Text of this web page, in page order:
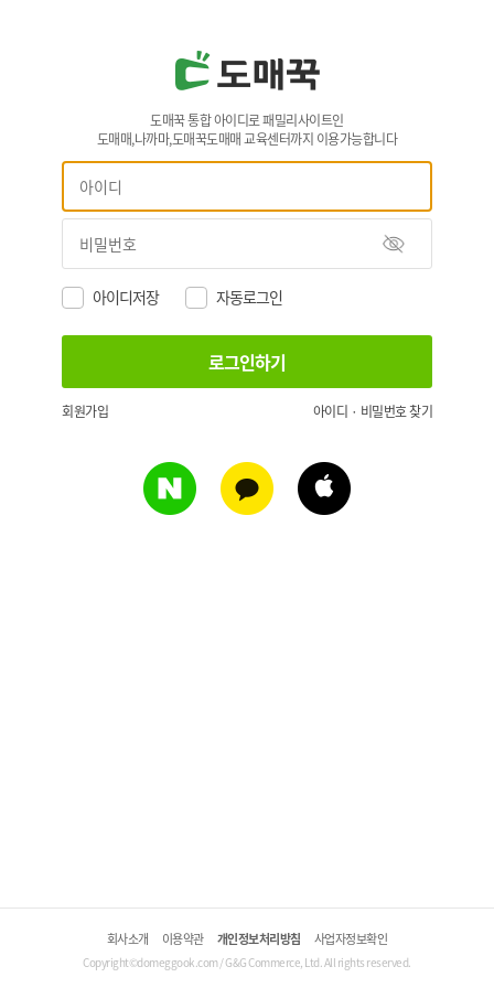
도매꾹 통합 아이디로 패밀리사이트인
도매매,나까마,도매꾹도매매 교육센터까지 이용가능합니다
아이디저장 자동로그인
회원가입 아이디 · 비밀번호 찾기
회사소개 이용약관 개인정보처리방침 사업자정보확인
Copyright©domeggook.com / G&G Commerce, Ltd. All rights reserved.